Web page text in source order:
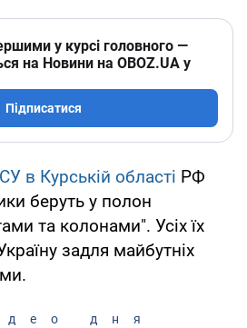
у курсі головного —
на Новини на OBOZ.UA у
Підписатися
в Курській області РФ
беруть у полон
та колонами". Усіх їх
задля майбутніх
дня